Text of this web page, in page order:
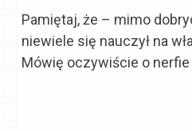
Pamiętaj, że – mimo
niewiele się nauczył na
Mówię oczywiście o nerfie